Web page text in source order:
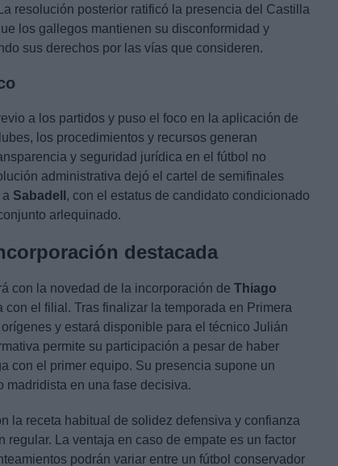
resolución posterior ratificó la presencia del Castilla
los gallegos mantienen su disconformidad y
sus derechos por las vías que consideren.
a los partidos y puso el foco en la aplicación de
los procedimientos y recursos generan
y seguridad jurídica en el fútbol no
administrativa dejó el cartel de semifinales
Sabadell , con el estatus de candidato condicionado
arlequinado.
destacada
con la novedad de la incorporación de Thiago
con el filial. Tras finalizar la temporada en Primera
y estará disponible para el técnico Julián
permite su participación a pesar de haber
con el primer equipo. Su presencia supone un
madridista en una fase decisiva.
la receta habitual de solidez defensiva y confianza
regular. La ventaja en caso de empate es un factor
podrán variar entre un fútbol conservador